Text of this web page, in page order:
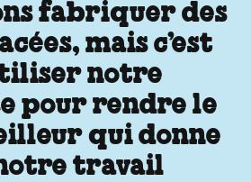
fabriquer des
mais c’est
notre
pour rendre le
qui donne
travail